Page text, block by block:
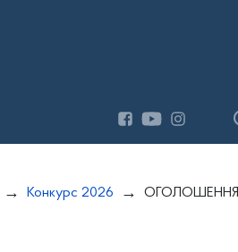
Конкурс 2026 ОГОЛОШЕННЯ